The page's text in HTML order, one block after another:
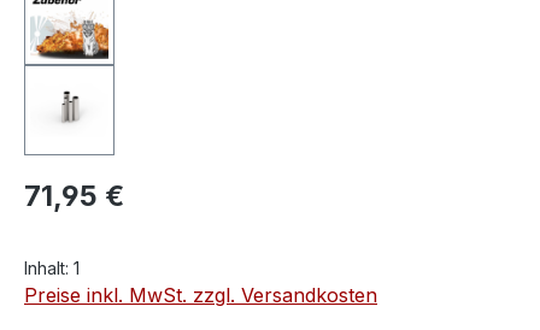
71,95 €
Inhalt: 1
Preise inkl. MwSt. zzgl. Versandkosten